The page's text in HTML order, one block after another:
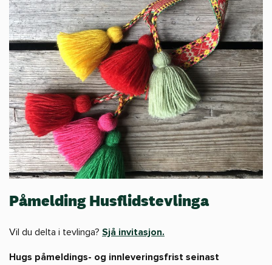
Påmelding Husflidstevlinga
Vil du delta i tevlinga? Sjå invitasjon.
Hugs påmeldings- og innleveringsfrist seinast